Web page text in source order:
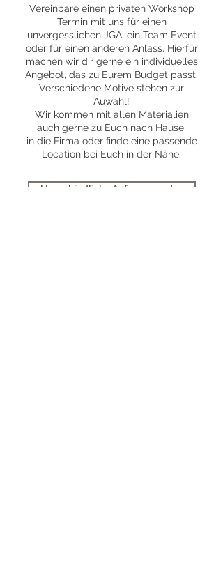
Vereinbare einen privaten Workshop
Termin mit uns für einen
unvergesslichen JGA, ein Team Event
oder für einen anderen Anlass. Hierfür
machen wir dir gerne ein individuelles
Angebot, das zu Eurem Budget passt.
Verschiedene Motive stehen zur
Auwahl!
Wir kommen mit allen Materialien
auch gerne zu Euch nach Hause,
in die Firma oder finde eine passende
Location bei Euch in der Nähe.
Unverbindliche Anfrage senden